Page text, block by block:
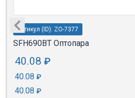
Артикул (ID): ZO-7377
SFH690BT Оптопара
40.08 ₽
40.08 ₽
40.08 ₽